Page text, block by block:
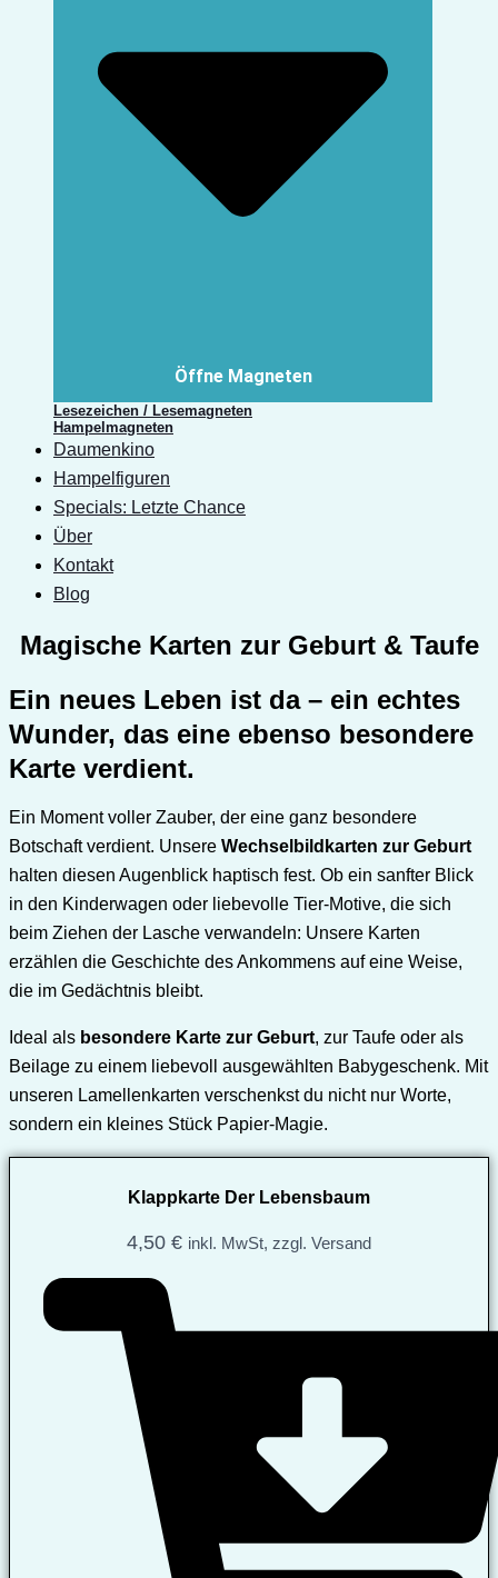
Öffne Magneten
Lesezeichen / Lesemagneten
Hampelmagneten
Daumenkino
Hampelfiguren
Specials: Letzte Chance
Über
Kontakt
Blog
Magische Karten zur Geburt & Taufe
Ein neues Leben ist da – ein echtes
Wunder, das eine ebenso besondere
Karte verdient.
Ein Moment voller Zauber, der eine ganz besondere
Botschaft verdient. Unsere Wechselbildkarten zur Geburt
halten diesen Augenblick haptisch fest. Ob ein sanfter Blick
in den Kinderwagen oder liebevolle Tier-Motive, die sich
beim Ziehen der Lasche verwandeln: Unsere Karten
erzählen die Geschichte des Ankommens auf eine Weise,
die im Gedächtnis bleibt.
Ideal als besondere Karte zur Geburt, zur Taufe oder als
Beilage zu einem liebevoll ausgewählten Babygeschenk. Mit
unseren Lamellenkarten verschenkst du nicht nur Worte,
sondern ein kleines Stück Papier-Magie.
Klappkarte Der Lebensbaum
4,50 € inkl. MwSt, zzgl. Versand